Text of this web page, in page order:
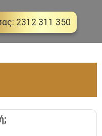
2312 311 350